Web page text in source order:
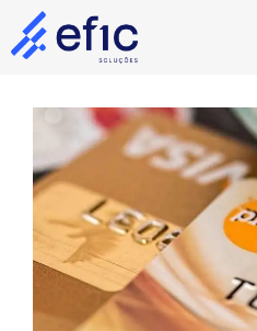
Pular
para